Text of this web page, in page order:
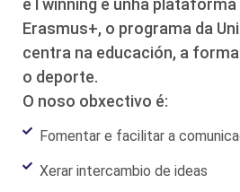
Erasmus+, o programa da
centra na educación, a
o deporte.
O noso obxectivo é:
Fomentar e facilitar a
Xerar intercambio de ideas